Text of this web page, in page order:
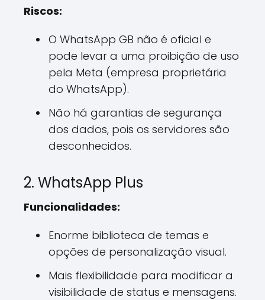
Riscos:
O WhatsApp GB não é oficial e
pode levar a uma proibição de uso
pela Meta (empresa proprietária
do WhatsApp).
Não há garantias de segurança
dos dados, pois os servidores são
desconhecidos.
2. WhatsApp Plus
Funcionalidades:
Enorme biblioteca de temas e
opções de personalização visual.
Mais flexibilidade para modificar a
visibilidade de status e mensagens.